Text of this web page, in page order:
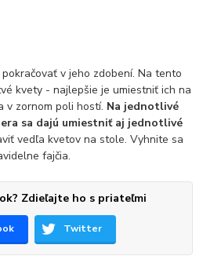
v jeho zdobení. Na tento
kvety - najlepšie je umiestniť ich na
v zornom poli hostí. Na jednotlivé
sa dajú umiestniť aj jednotlivé
vedľa kvetov na stole. Vyhnite sa
fajčia.
Zdieľajte ho s priateľmi
Twitter